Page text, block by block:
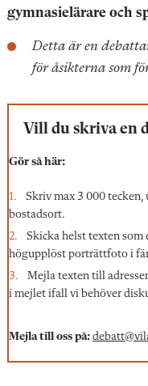
gymnasielärare och
Detta är en
för åsikterna som
Vill du skriva en
Gör så här:
Skriv max 3 000
bostadsort.
Skicka helst texten
högupplöst porträttfoto i
Mejla texten till
i mejlet ifall vi behöver
Mejla till oss på: